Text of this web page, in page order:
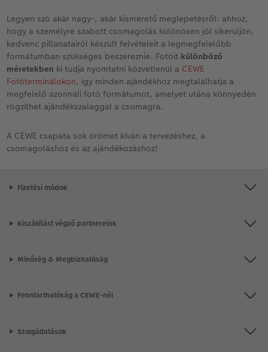
Legyen szó akár nagy-, akár kisméretű meglepetésről: ahhoz,
hogy a személyre szabott csomagolás különösen jól sikerüljön,
kedvenc pillanatairól készült felvételeit a legmegfelelőbb
formátumban szükséges beszereznie. Fotóit különböző
méretekben ki tudja nyomtatni közvetlenül a CEWE
Fotóterminálokon, így minden ajándékhoz megtalálhatja a
megfelelő azonnali fotó formátumot, amelyet utána könnyedén
rögzíthet ajándékszalaggal a csomagra.
A CEWE csapata sok örömet kíván a tervezéshez, a
csomagoláshoz és az ajándékozáshoz!
Fizetési módok
Kiszállítást végző partnereink
Minőség & Megbízhatóság
Fenntarthatóság a CEWE-nél
Szolgáltatások